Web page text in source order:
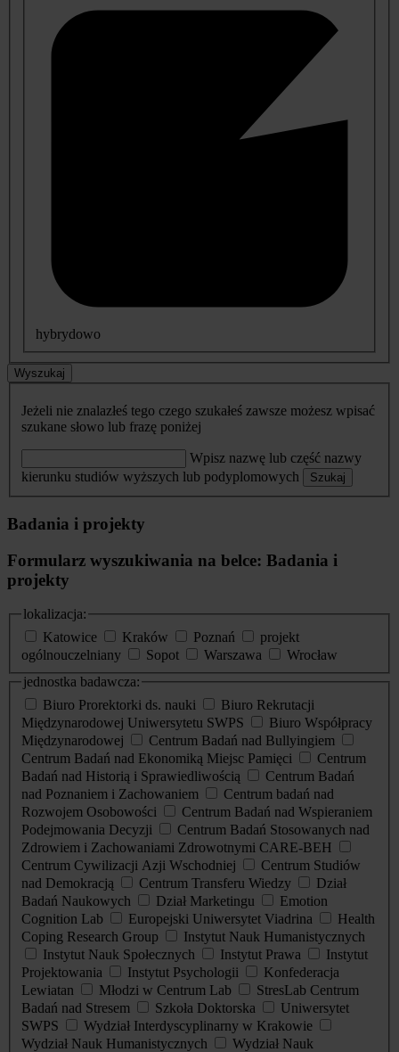
hybrydowo
Wyszukaj
Jeżeli nie znalazłeś tego czego szukałeś zawsze możesz wpisać
szukane słowo lub frazę poniżej
Wpisz nazwę lub część nazwy
kierunku studiów wyższych lub podyplomowych
Szukaj
Badania i projekty
Formularz wyszukiwania na belce: Badania i
projekty
lokalizacja:
Katowice
Kraków Poznań
projekt
ogólnouczelniany
Sopot Warszawa
Wrocław
jednostka badawcza:
Biuro Prorektorki ds. nauki
Biuro Rekrutacji
Międzynarodowej Uniwersytetu SWPS
Biuro Współpracy
Międzynarodowej
Centrum Badań nad Bullyingiem
Centrum Badań nad Ekonomiką Miejsc Pamięci
Centrum
Badań nad Historią i Sprawiedliwością
Centrum Badań
nad Poznaniem i Zachowaniem
Centrum badań nad
Rozwojem Osobowości
Centrum Badań nad Wspieraniem
Podejmowania Decyzji
Centrum Badań Stosowanych nad
Zdrowiem i Zachowaniami Zdrowotnymi CARE-BEH
Centrum Cywilizacji Azji Wschodniej
Centrum Studiów
nad Demokracją
Centrum Transferu Wiedzy
Dział
Badań Naukowych
Dział Marketingu
Emotion
Cognition Lab
Europejski Uniwersytet Viadrina
Health
Coping Research Group
Instytut Nauk Humanistycznych
Instytut Nauk Społecznych
Instytut Prawa
Instytut
Projektowania
Instytut Psychologii
Konfederacja
Lewiatan
Młodzi w Centrum Lab
StresLab Centrum
Badań nad Stresem
Szkoła Doktorska
Uniwersytet
SWPS
Wydział Interdyscyplinarny w Krakowie
Wydział Nauk Humanistycznych
Wydział Nauk